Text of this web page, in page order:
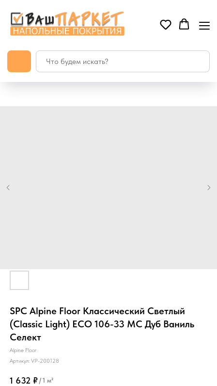
SPC Alpine Floor Классический Светлый
(Classic Light) ECO 106-33 MC Дуб Ваниль
Селект
Alpine Floor
Артикул: VP-200128
1 632 ₽/1 м²